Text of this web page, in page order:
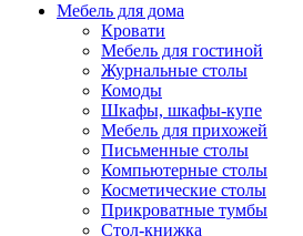
Мебель для дома
Кровати
Мебель для гостиной
Журнальные столы
Комоды
Шкафы, шкафы-купе
Мебель для прихожей
Письменные столы
Компьютерные столы
Косметические столы
Прикроватные тумбы
Стол-книжка